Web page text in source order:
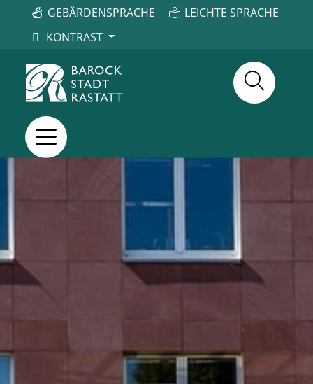
GEBÄRDENSPRACHE
LEICHTE SPRACHE
KONTRAST